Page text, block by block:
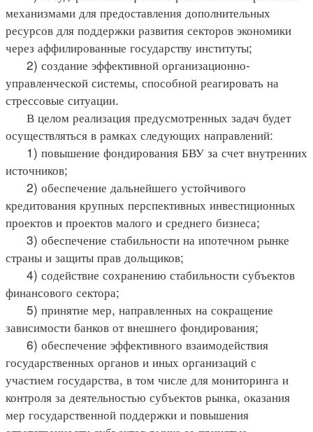
механизмами для предоставления дополнительных
ресурсов для поддержки развития секторов экономики
через аффилированные государству институты;
2) создание эффективной организационно-
управленческой системы, способной реагировать на
стрессовые ситуации.
В целом реализация предусмотренных задач будет
осуществляться в рамках следующих направлений:
1) повышение фондирования БВУ за счет внутренних
источников;
2) обеспечение дальнейшего устойчивого
кредитования крупных перспективных инвестиционных
проектов и проектов малого и среднего бизнеса;
3) обеспечение стабильности на ипотечном рынке
страны и защиты прав дольщиков;
4) содействие сохранению стабильности субъектов
финансового сектора;
5) принятие мер, направленных на сокращение
зависимости банков от внешнего фондирования;
6) обеспечение эффективного взаимодействия
государственных органов и иных организаций с
участием государства, в том числе для мониторинга и
контроля за деятельностью субъектов рынка, оказания
мер государственной поддержки и повышения